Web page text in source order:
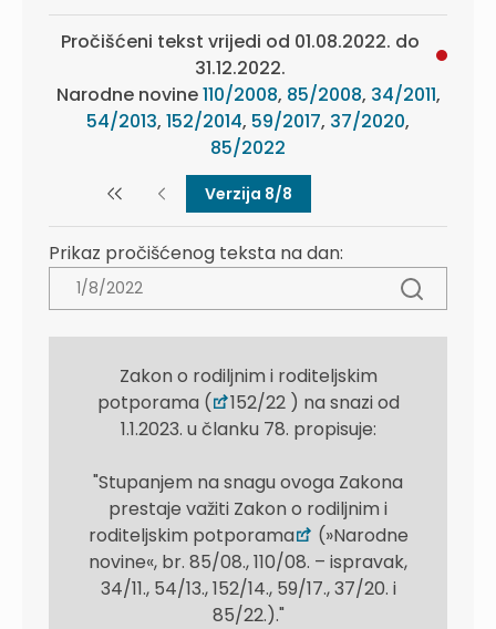
Pročišćeni tekst vrijedi od 01.08.2022. do
31.12.2022.
Narodne novine110/2008, 85/2008, 34/2011,
54/2013, 152/2014, 59/2017, 37/2020,
85/2022
Verzija 8/8
Prikaz pročišćenog teksta na dan:
Zakon o rodiljnim i roditeljskim
potporama (
152/22 ) na snazi od
1.1.2023. u članku 78. propisuje:
"Stupanjem na snagu ovoga Zakona
prestaje važiti Zakon o rodiljnim i
roditeljskim potporama
(»Narodne
novine«, br. 85/08., 110/08. – ispravak,
34/11., 54/13., 152/14., 59/17., 37/20. i
85/22.)."